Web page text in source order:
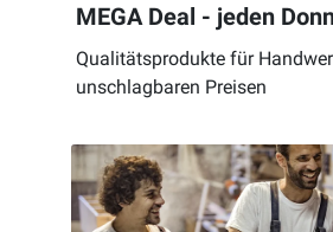
MEGA Deal - jeden
Qualitätsprodukte für
unschlagbaren Preisen